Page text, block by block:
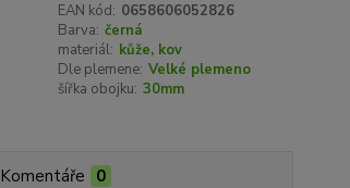
EAN kód: 0658606052826
Barva: černá
materiál: kůže, kov
Dle plemene: Velké plemeno
šířka obojku: 30mm
Komentáře 0